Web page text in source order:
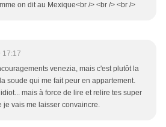
on dit au Mexique<br /> <br /> <br />
17:17
venezia, mais c'est plutôt la
soude qui me fait peur en appartement.
mais à force de lire et relire tes super
je vais me laisser convaincre.